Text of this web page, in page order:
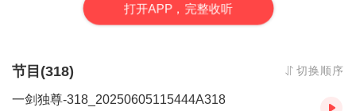
纵使历经数次轮回，他背命搏天的决心从未动摇，赤诚本心始终未
打开APP，完整收听
节目(318) 切换顺序
一剑独尊-318_20250605115444A318